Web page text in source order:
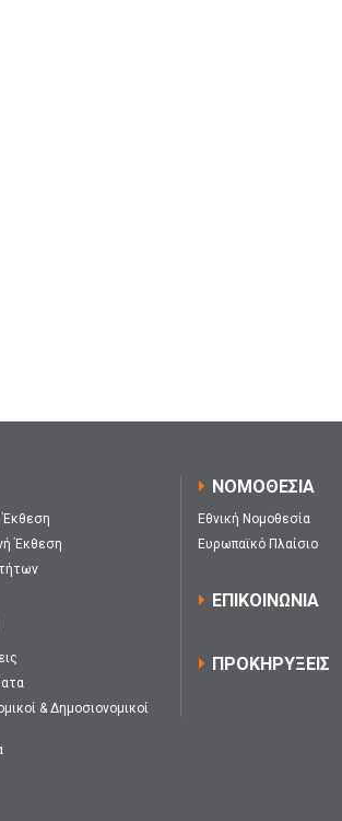
Έκθεση
Έκθεση
& Δημοσιονομικοί
ΝΟΜΟΘΕΣΙΑ
Εθνική Νομοθεσία
Ευρωπαϊκό Πλαίσιο
ΕΠΙΚΟΙΝΩΝΙΑ
ΠΡΟΚΗΡΥΞΕΙΣ